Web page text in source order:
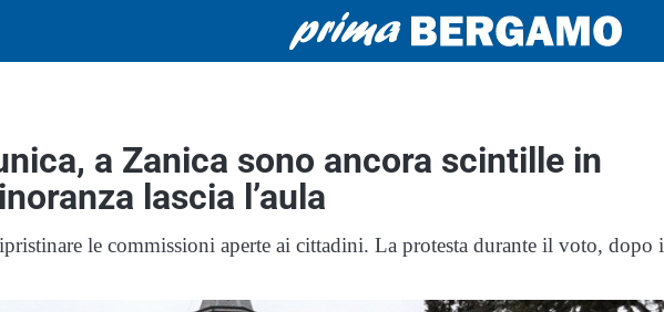
a Zanica sono ancora scintille in
lascia l’aula
le commissioni aperte ai cittadini. La protesta durante il voto, dopo i